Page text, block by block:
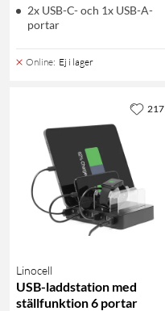
2x USB-C- och 1x USB-A-
portar
Online: Ej i lager
Linocell
USB-laddstation med
ställfunktion 6 portar
217